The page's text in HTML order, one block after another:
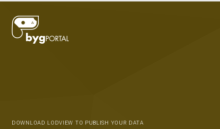
DOWNLOAD LODVIEW TO PUBLISH YOUR DATA